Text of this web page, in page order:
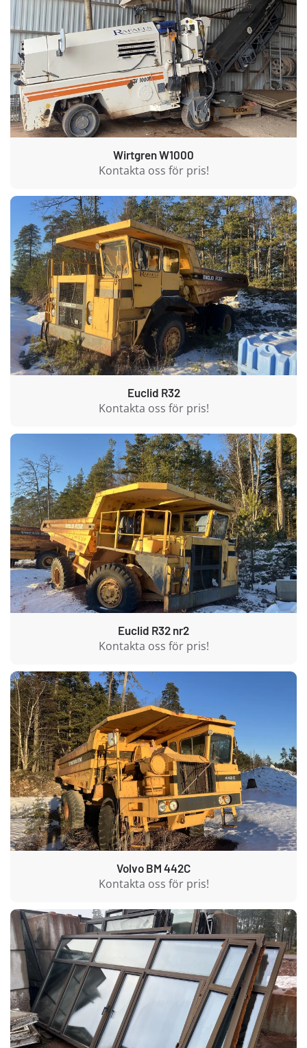
Wirtgren W1000
Kontakta oss för pris!
Euclid R32
Kontakta oss för pris!
Euclid R32 nr2
Kontakta oss för pris!
Volvo BM 442C
Kontakta oss för pris!